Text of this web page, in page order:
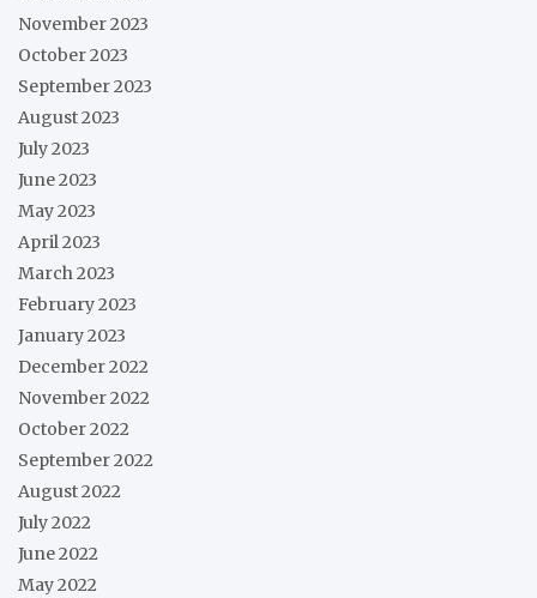
November 2023
October 2023
September 2023
August 2023
July 2023
June 2023
May 2023
April 2023
March 2023
February 2023
January 2023
December 2022
November 2022
October 2022
September 2022
August 2022
July 2022
June 2022
May 2022